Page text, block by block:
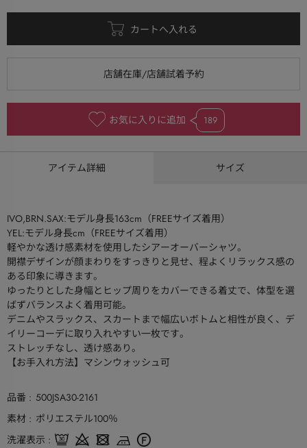
お気に入りに追加 189
アイテム詳細 サイズ
IVO,BRN.SAX:モデル身長163cm（FREEサイズ着用）
YEL:モデル身長cm（FREEサイズ着用）
軽やかな透け感素材を使用したシアーオーバーシャツ。
開襟デザインが顔まわりをすっきりと見せ、程よくリラックス感の
ある印象に導きます。
ゆったりとした身幅とヒップ周りをカバーできる着丈で、体型を選
ばずバランスよく着用可能。
デニムやスラックス、スカートまで幅広いボトムと相性が良く、デ
イリーコーデに取り入れやすい一枚です。
ストレッチなし、透け感あり。
【お手入れ方法】マシンウォッシュ可
品番
500JSA30-2161
素材
ポリエステル100％
洗濯表示